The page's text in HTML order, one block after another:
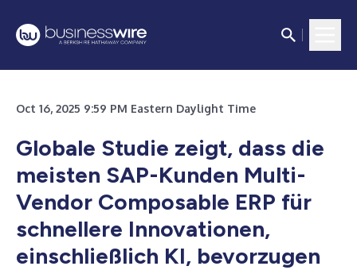
Oct 16, 2025 9:59 PM Eastern Daylight Time
Globale Studie zeigt, dass die
meisten SAP-Kunden Multi-
Vendor Composable ERP für
schnellere Innovationen,
einschließlich KI, bevorzugen